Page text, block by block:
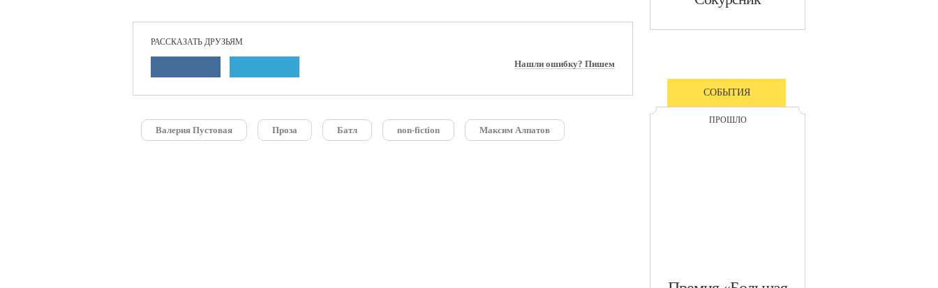
РАССКАЗАТЬ ДРУЗЬЯМ
Нашли ошибку? Пишем
Валерия Пустовая Проза Батл non-fiction Максим Алпатов
СОБЫТИЯ
ПРОШЛО